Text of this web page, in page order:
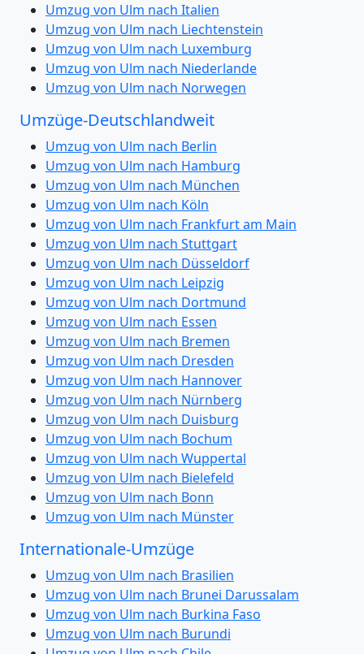
Umzug von Ulm nach Italien
Umzug von Ulm nach Liechtenstein
Umzug von Ulm nach Luxemburg
Umzug von Ulm nach Niederlande
Umzug von Ulm nach Norwegen
Umzüge-Deutschlandweit
Umzug von Ulm nach Berlin
Umzug von Ulm nach Hamburg
Umzug von Ulm nach München
Umzug von Ulm nach Köln
Umzug von Ulm nach Frankfurt am Main
Umzug von Ulm nach Stuttgart
Umzug von Ulm nach Düsseldorf
Umzug von Ulm nach Leipzig
Umzug von Ulm nach Dortmund
Umzug von Ulm nach Essen
Umzug von Ulm nach Bremen
Umzug von Ulm nach Dresden
Umzug von Ulm nach Hannover
Umzug von Ulm nach Nürnberg
Umzug von Ulm nach Duisburg
Umzug von Ulm nach Bochum
Umzug von Ulm nach Wuppertal
Umzug von Ulm nach Bielefeld
Umzug von Ulm nach Bonn
Umzug von Ulm nach Münster
Internationale-Umzüge
Umzug von Ulm nach Brasilien
Umzug von Ulm nach Brunei Darussalam
Umzug von Ulm nach Burkina Faso
Umzug von Ulm nach Burundi